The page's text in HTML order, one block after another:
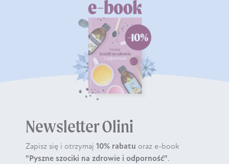
Newsletter Olini
Zapisz się i otrzymaj 10% rabatu oraz e-book
"Pyszne szociki na zdrowie i odporność".